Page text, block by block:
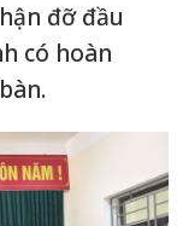
đỡ đầu
có hoàn